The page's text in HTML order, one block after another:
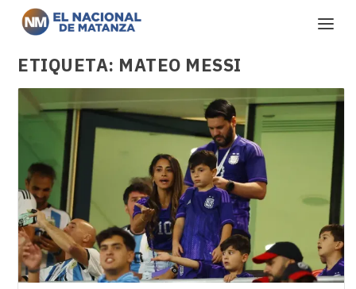
ETIQUETA: MATEO MESSI